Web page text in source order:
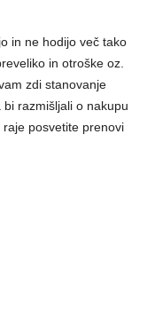
in ne hodijo več tako
in otroške oz.
zdi stanovanje
razmišljali o nakupu
raje posvetite prenovi